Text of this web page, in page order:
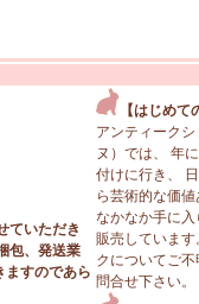
ていただき
包、発送業
ますのであら
【はじめて
アンティークシ
ヌ）では、 年
付けに行き、
ら芸術的な価
なかなか手に入
販売していま
クについてご
問合せ下さい。